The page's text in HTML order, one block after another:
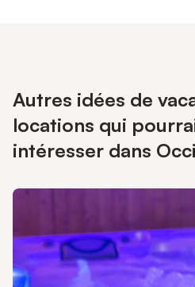
Autres idées de
locations qui
intéresser dans